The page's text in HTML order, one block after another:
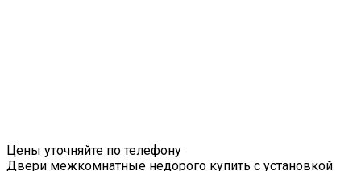
Цены уточняйте по телефону
Двери межкомнатные недорого купить с установкой